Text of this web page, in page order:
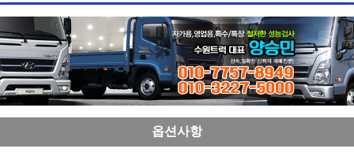
옵션사항